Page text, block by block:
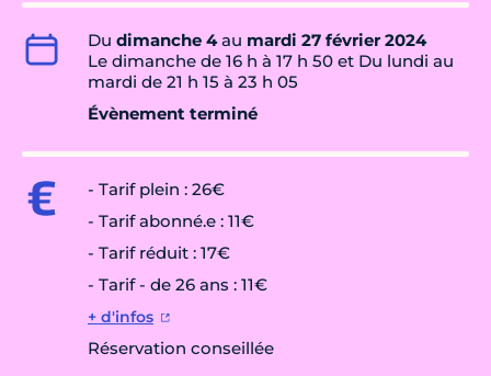
Du dimanche 4au mardi 27 février 2024
Le dimanche de 16 h à 17 h 50 et Du lundi au
mardi de 21 h 15 à 23 h 05
Évènement terminé
- Tarif plein : 26€
- Tarif abonné.e : 11€
- Tarif réduit : 17€
- Tarif - de 26 ans : 11€
+ d'infos
Réservation conseillée